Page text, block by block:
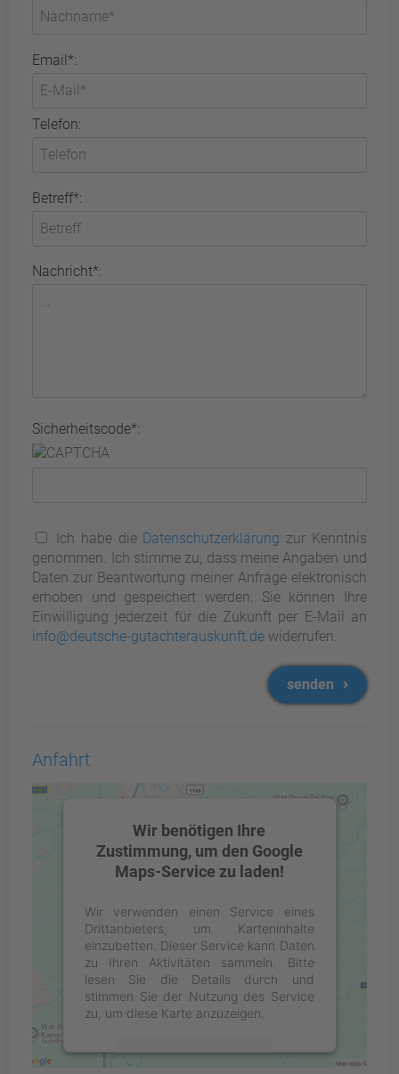
Email*:
Telefon:
Betreff*:
Nachricht*:
Sicherheitscode*:
Ich habe die Datenschutzerklärung zur Kenntnis
genommen. Ich stimme zu, dass meine Angaben und
Daten zur Beantwortung meiner Anfrage elektronisch
erhoben und gespeichert werden. Sie können Ihre
Einwilligung jederzeit für die Zukunft per E-Mail an
info@deutsche-gutachterauskunft.de widerrufen.
senden
Anfahrt
Wir benötigen Ihre
Zustimmung, um den Google
Maps-Service zu laden!
Wir verwenden einen Service eines
Drittanbieters, um Karteninhalte
einzubetten. Dieser Service kann Daten
zu Ihren Aktivitäten sammeln. Bitte
lesen Sie die Details durch und
stimmen Sie der Nutzung des Service
zu, um diese Karte anzuzeigen.
Mehr Informationen
Service